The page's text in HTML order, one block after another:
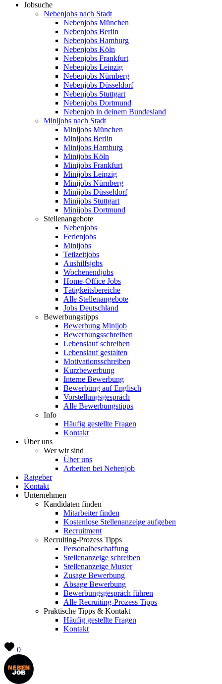
Jobsuche
Nebenjobs nach Stadt
Nebenjobs München
Nebenjobs Berlin
Nebenjobs Hamburg
Nebenjobs Köln
Nebenjobs Frankfurt
Nebenjobs Leipzig
Nebenjobs Nürnberg
Nebenjobs Düsseldorf
Nebenjobs Stuttgart
Nebenjobs Dortmund
Nebenjob in deinem Bundesland
Minijobs nach Stadt
Minijobs München
Minijobs Berlin
Minijobs Hamburg
Minijobs Köln
Minijobs Frankfurt
Minijobs Leipzig
Minijobs Nürnberg
Minijobs Düsseldorf
Minijobs Stuttgart
Minijobs Dortmund
Stellenangebote
Nebenjobs
Ferienjobs
Minijobs
Teilzeitjobs
Aushilfsjobs
Wochenendjobs
Home-Office Jobs
Tätigkeitsbereiche
Alle Stellenangebote
Jobs Deutschland
Bewerbungstipps
Bewerbung Minijob
Bewerbungsschreiben
Lebenslauf schreiben
Lebenslauf gestalten
Motivationsschreiben
Kurzbewerbung
Interne Bewerbung
Bewerbung auf Englisch
Vorstellungsgespräch
Alle Bewerbungstipps
Info
Häufig gestellte Fragen
Kontakt
Über uns
Wer wir sind
Über uns
Arbeiten bei Nebenjob
Ratgeber
Kontakt
Unternehmen
Kandidaten finden
Mitarbeiter finden
Kostenlose Stellenanzeige aufgeben
Recruitment
Recruiting-Prozess Tipps
Personalbeschaffung
Stellenanzeige schreiben
Stellenanzeige Muster
Zusage Bewerbung
Absage Bewerbung
Bewerbungsgespräch führen
Alle Recruiting-Prozess Tipps
Praktische Tipps & Kontakt
Häufig gestellte Fragen
Kontakt
0